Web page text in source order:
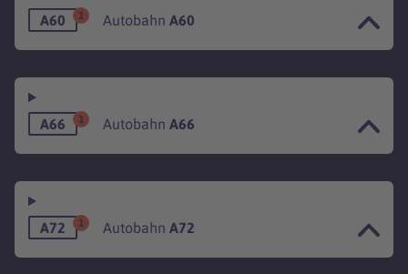
A60 1 Autobahn A60
A66 1 Autobahn A66
A72 1 Autobahn A72